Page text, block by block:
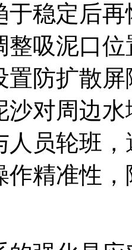
于稳定后
整吸泥口
置防扩散
沙对周边
人员轮班
作精准性